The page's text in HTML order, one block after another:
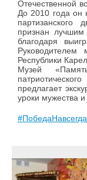
Отечественной
До 2010 года он
признан
благодаря
Руководителем
Республики
Музей
предлагает
уроки мужества
#ПобедаНавсегда